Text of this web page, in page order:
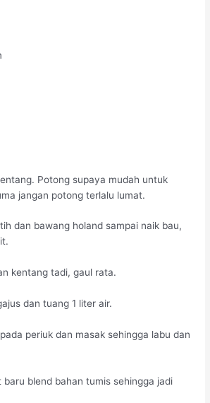
Potong supaya mudah untuk
jangan potong terlalu lumat.
dan bawang holand sampai naik bau,
kentang tadi, gaul rata.
dan tuang 1 liter air.
periuk dan masak sehingga labu dan
baru blend bahan tumis sehingga jadi